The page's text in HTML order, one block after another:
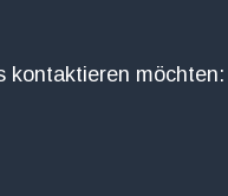
kontaktieren